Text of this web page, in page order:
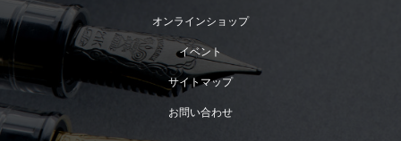
オンラインショップ
イベント
サイトマップ
お問い合わせ